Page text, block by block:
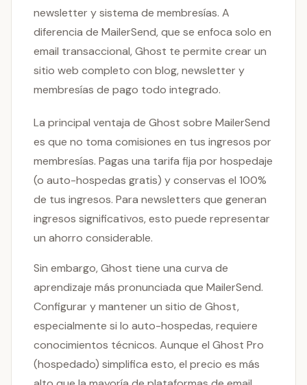
newsletter y sistema de membresías. A
diferencia de MailerSend, que se enfoca solo en
email transaccional, Ghost te permite crear un
sitio web completo con blog, newsletter y
membresías de pago todo integrado.
La principal ventaja de Ghost sobre MailerSend
es que no toma comisiones en tus ingresos por
membresías. Pagas una tarifa fija por hospedaje
(o auto-hospedas gratis) y conservas el 100%
de tus ingresos. Para newsletters que generan
ingresos significativos, esto puede representar
un ahorro considerable.
Sin embargo, Ghost tiene una curva de
aprendizaje más pronunciada que MailerSend.
Configurar y mantener un sitio de Ghost,
especialmente si lo auto-hospedas, requiere
conocimientos técnicos. Aunque el Ghost Pro
(hospedado) simplifica esto, el precio es más